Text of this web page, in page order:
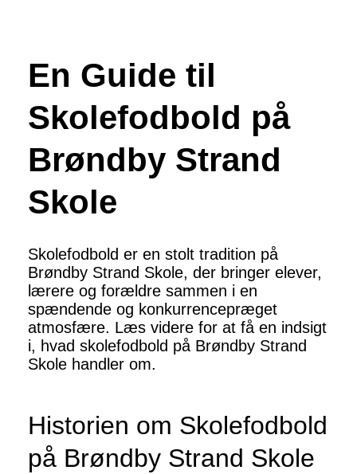
En Guide til
Skolefodbold på
Brøndby Strand
Skole
Skolefodbold er en stolt tradition på
Brøndby Strand Skole, der bringer elever,
lærere og forældre sammen i en
spændende og konkurrencepræget
atmosfære. Læs videre for at få en indsigt
i, hvad skolefodbold på Brøndby Strand
Skole handler om.
Historien om Skolefodbold
på Brøndby Strand Skole